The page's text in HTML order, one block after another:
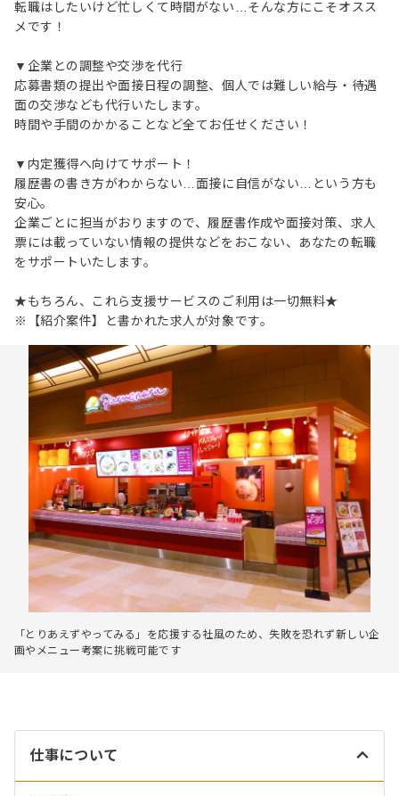
転職はしたいけど忙しくて時間がない…そんな方にこそオスス
メです！
▼企業との調整や交渉を代行
応募書類の提出や面接日程の調整、個人では難しい給与・待遇
面の交渉なども代行いたします。
時間や手間のかかることなど全てお任せください！
▼内定獲得へ向けてサポート！
履歴書の書き方がわからない…面接に自信がない…という方も
安心。
企業ごとに担当がおりますので、履歴書作成や面接対策、求人
票には載っていない情報の提供などをおこない、あなたの転職
をサポートいたします。
★もちろん、これら支援サービスのご利用は一切無料★
※【紹介案件】と書かれた求人が対象です。
「とりあえずやってみる」を応援する社風のため、失敗を恐れず新しい企
画やメニュー考案に挑戦可能です
仕事について